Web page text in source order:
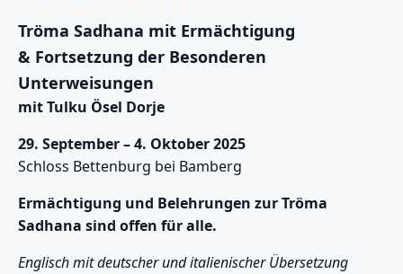
Tröma Sadhana mit Ermächtigung
& Fortsetzung der Besonderen
Unterweisungen
mit Tulku Ösel Dorje
29. September – 4. Oktober 2025
Schloss Bettenburg bei Bamberg
Ermächtigung und Belehrungen zur Tröma
Sadhana sind offen für alle.
Englisch mit deutscher und italienischer Übersetzung